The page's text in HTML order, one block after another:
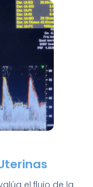
el flujo de la